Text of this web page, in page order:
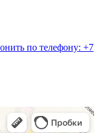
по телефону: +7